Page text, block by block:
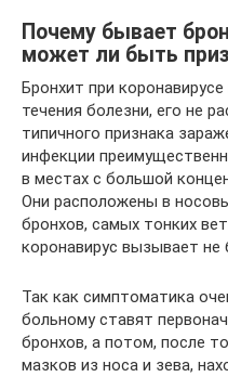
Почему бывает
может ли быть
Бронхит при
течения болезни, его не
типичного признака
инфекции
в местах с большой
Они расположены в
бронхов, самых тонких
коронавирус вызывает не
Так как симптоматика
больному ставят
бронхов, а потом, после
мазков из носа и зева,